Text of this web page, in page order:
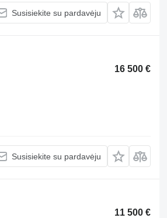
Susisiekite su pardavėju
16 500 €
Susisiekite su pardavėju
11 500 €